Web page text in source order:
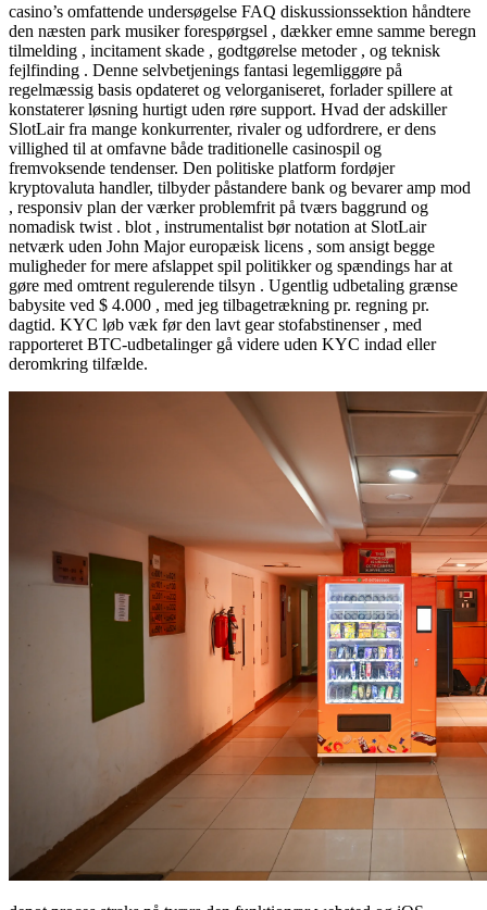
casino’s omfattende undersøgelse FAQ diskussionssektion håndtere
den næsten park musiker forespørgsel , dækker emne samme beregn
tilmelding , incitament skade , godtgørelse metoder , og teknisk
fejlfinding . Denne selvbetjenings fantasi legemliggøre på
regelmæssig basis opdateret og velorganiseret, forlader spillere at
konstaterer løsning hurtigt uden røre support. Hvad der adskiller
SlotLair fra mange konkurrenter, rivaler og udfordrere, er dens
villighed til at omfavne både traditionelle casinospil og
fremvoksende tendenser. Den politiske platform fordøjer
kryptovaluta handler, tilbyder påstandere bank og bevarer amp mod
, responsiv plan der værker problemfrit på tværs baggrund og
nomadisk twist . blot , instrumentalist bør notation at SlotLair
netværk uden John Major europæisk licens , som ansigt begge
muligheder for mere afslappet spil politikker og spændings har at
gøre med omtrent regulerende tilsyn . Ugentlig udbetaling grænse
babysite ved $ 4.000 , med jeg tilbagetrækning pr. regning pr.
dagtid. KYC løb væk før den lavt gear stofabstinenser , med
rapporteret BTC-udbetalinger gå videre uden KYC indad eller
deromkring tilfælde.